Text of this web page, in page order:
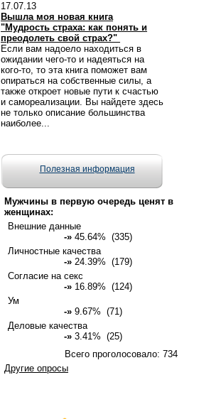
17.07.13
Вышла моя новая книга
"Мудрость страха: как понять и
преодолеть свой страх?"
Если вам надоело находиться в
ожидании чего-то и надеяться на
кого-то, то эта книга поможет вам
опираться на собственные силы, а
также откроет новые пути к счастью
и самореализации. Вы найдете здесь
не только описание большинства
наиболее...
Полезная информация
Мужчины в первую очередь ценят в
женщинах:
Внешние данные
-» 45.64% (335)
Личностные качества
-» 24.39% (179)
Согласие на секс
-» 16.89% (124)
Ум
-» 9.67% (71)
Деловые качества
-» 3.41% (25)
Всего проголосовало: 734
Другие опросы